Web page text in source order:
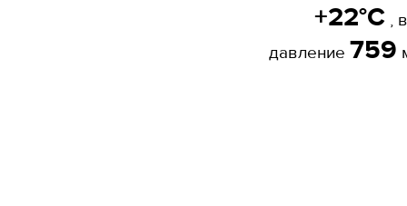
+22°C ,
давление 759